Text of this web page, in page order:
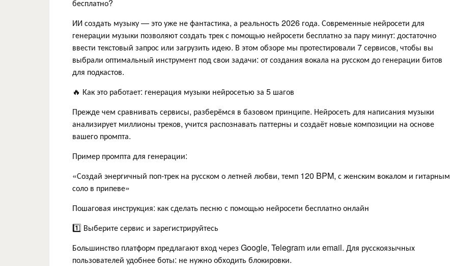
бесплатно?
ИИ создать музыку — это уже не фантастика, а реальность 2026 года. Современные нейросети для
генерации музыки позволяют создать трек с помощью нейросети бесплатно за пару минут: достаточно
ввести текстовый запрос или загрузить идею. В этом обзоре мы протестировали 7 сервисов, чтобы вы
выбрали оптимальный инструмент под свои задачи: от создания вокала на русском до генерации битов
для подкастов.
🔥 Как это работает: генерация музыки нейросетью за 5 шагов
Прежде чем сравнивать сервисы, разберёмся в базовом принципе. Нейросеть для написания музыки
анализирует миллионы треков, учится распознавать паттерны и создаёт новые композиции на основе
вашего промпта.
Пример промпта для генерации:
«Создай энергичный поп-трек на русском о летней любви, темп 120 BPM, с женским вокалом и гитарным
соло в припеве»
Пошаговая инструкция: как сделать песню с помощью нейросети бесплатно онлайн
1️⃣ Выберите сервис и зарегистрируйтесь
Большинство платформ предлагают вход через Google, Telegram или email. Для русскоязычных
пользователей удобнее боты: не нужно обходить блокировки.